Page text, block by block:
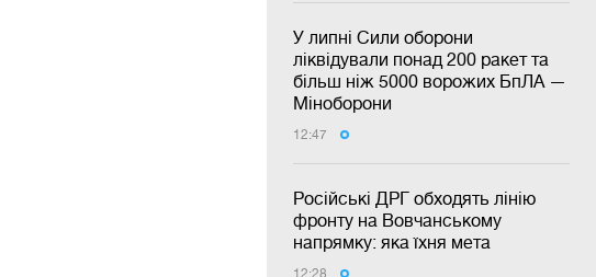
У липні Сили оборони
ліквідували понад 200 ракет та
більш ніж 5000 ворожих БпЛА —
Міноборони
12:47
Російські ДРГ обходять лінію
фронту на Вовчанському
напрямку: яка їхня мета